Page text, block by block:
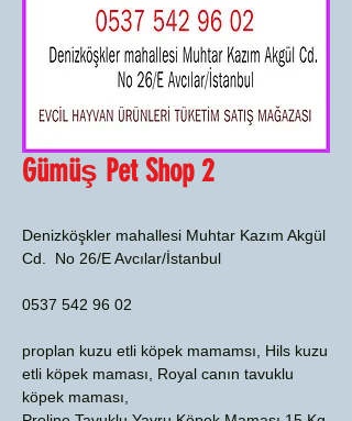
Gümüş Pet Shop 2
Denizköşkler mahallesi Muhtar Kazım Akgül
Cd. No 26/E Avcılar/İstanbul
0537 542 96 02
proplan kuzu etli köpek mamamsı, Hils kuzu
etli köpek maması, Royal canın tavuklu
köpek maması,